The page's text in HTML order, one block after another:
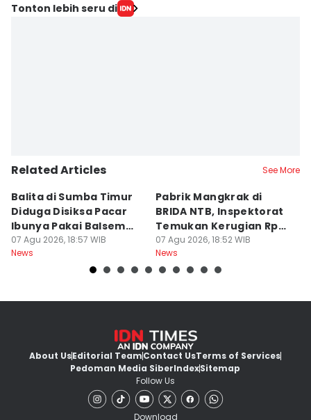
Tonton lebih seru di
Related Articles See More
Balita di Sumba Timur
Diduga Disiksa Pacar
Ibunya Pakai Balsem
dan Cabai
07 Agu 2026, 18:57 WIB
News
Pabrik Mangkrak di
BRIDA NTB, Inspektorat
Temukan Kerugian Rp3
Miliar
07 Agu 2026, 18:52 WIB
News
About UsEditorial TeamContact UsTerms of Services
Pedoman Media SiberIndexSitemap
Follow Us
Download